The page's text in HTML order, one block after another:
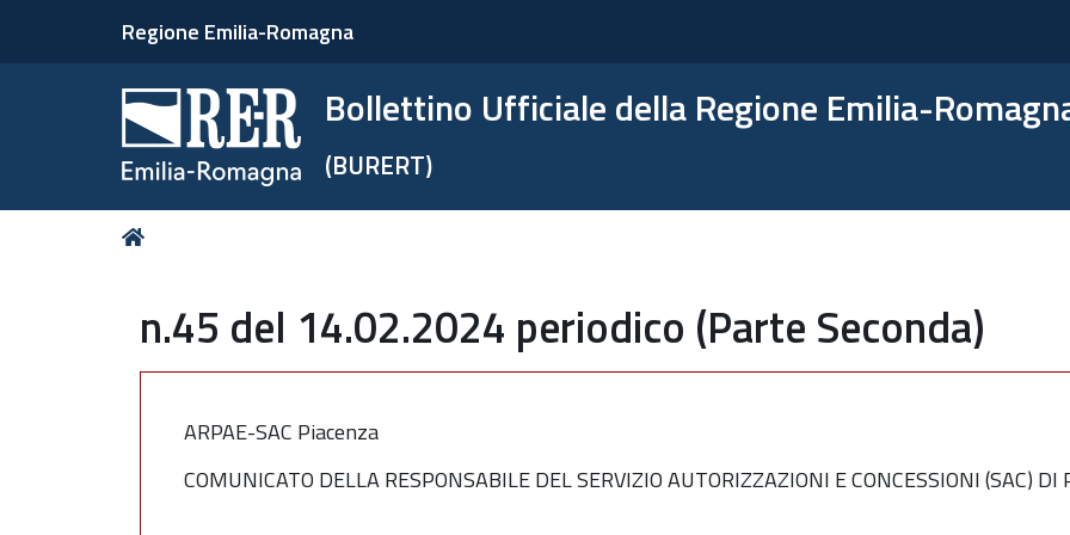
Regione Emilia-Romagna
Bollettino Ufficiale della Regione Emilia-
(BURERT)
Tu
n.45 del 14.02.2024 periodico (Parte Seconda)
ARPAE-SAC Piacenza
COMUNICATO DELLA RESPONSABILE DEL SERVIZIO AUTORIZZAZIONI E CONCESSIONI (SAC) DI